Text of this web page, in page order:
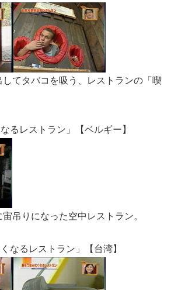
てタバコを吸う、レストランの「喫
るレストラン」【ベルギー】
吊りになった空中レストラン。
なるレストラン」【台湾】